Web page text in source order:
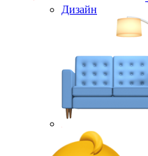
Дизайн